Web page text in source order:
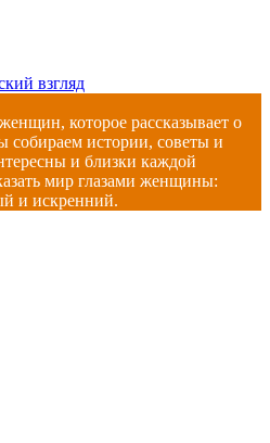
взгляд
которое рассказывает о
собираем истории, советы и
и близки каждой
мир глазами женщины:
и искренний.